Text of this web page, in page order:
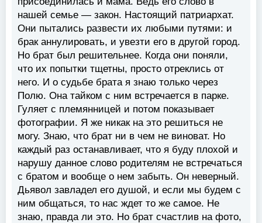
нашей семье — закон. Настоящий патриархат.
Они пытались развести их любыми путями: и
брак аннулировать, и увезти его в другой город.
Но брат был решительнее. Когда они поняли,
что их попытки тщетны, просто отреклись от
него. И о судьбе брата я знаю только через
Полю. Она тайком с ним встречается в парке.
Гуляет с племянницей и потом показывает
фотографии. Я же никак на это решиться не
могу. Знаю, что брат ни в чем не виноват. Но
каждый раз останавливает, что я буду плохой и
нарушу данное слово родителям не встречаться
с братом и вообще о нем забыть. Он неверный.
Дьявол завладел его душой, и если мы будем с
ним общаться, то нас ждет то же самое. Не
знаю, правда ли это. Но брат счастлив на фото,